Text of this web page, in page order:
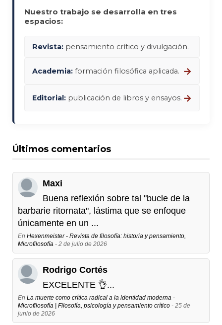
Nuestro trabajo se desarrolla en tres
espacios:
Revista: pensamiento crítico y divulgación.
Academia: formación filosófica aplicada. →
Editorial: publicación de libros y ensayos. →
Últimos comentarios
Maxi
Buena reflexión sobre tal "bucle de la
barbarie ritornata", lástima que se enfoque
únicamente en un ...
En Hexenmeister - Revista de filosofía: historia y pensamiento,
Microfilosofía - 2 de julio de 2026
Rodrigo Cortés
EXCELENTE 👌...
En La muerte como crítica radical a la identidad moderna -
Microfilosofía | Filosofía, psicología y pensamiento crítico - 25 de
junio de 2026